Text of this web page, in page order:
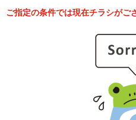
ご指定の条件では現在チラシがご